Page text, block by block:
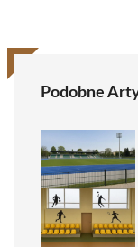
Podobne